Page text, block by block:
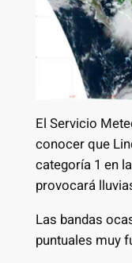
El Servicio
conocer que
categoría 1 en
provocará
Las bandas
puntuales muy